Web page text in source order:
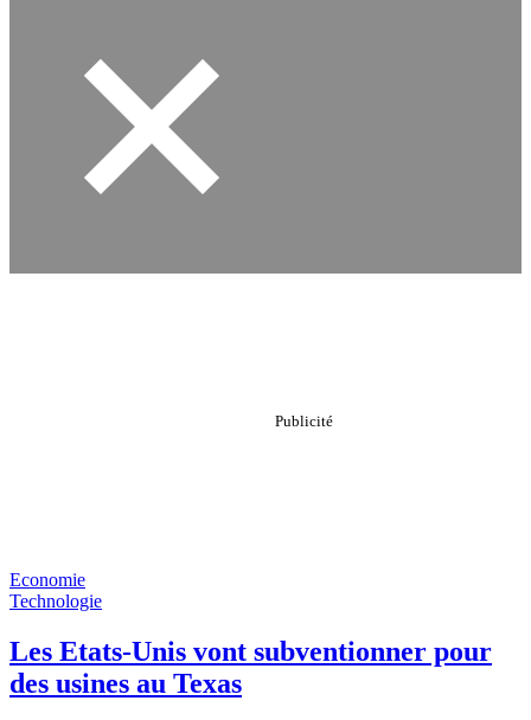
Economie
Technologie
Les Etats-Unis vont subventionner pour
des usines au Texas